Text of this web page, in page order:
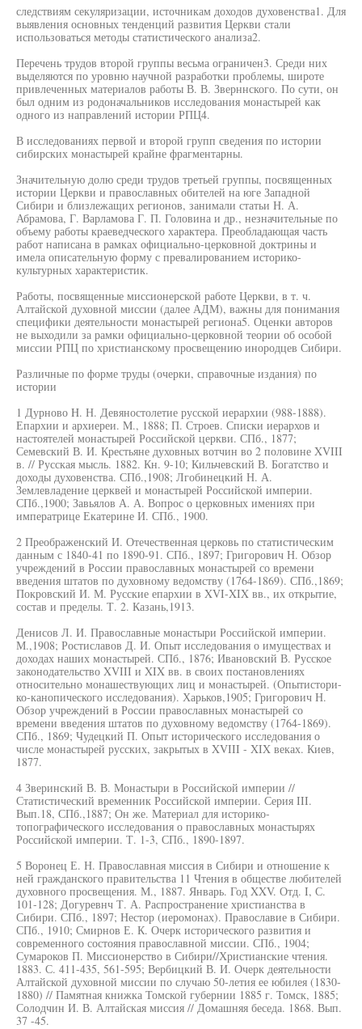
следствиям секуляризации, источникам доходов духовенства1. Для
выявления основных тенденций развития Церкви стали
использоваться методы статистического анализа2.
Перечень трудов второй группы весьма ограничен3. Среди них
выделяются по уровню научной разработки проблемы, широте
привлеченных материалов работы В. В. Зверннского. По сути, он
был одним из родоначальников исследования монастырей как
одного из направлений истории РПЦ4.
В исследованиях первой и второй групп сведения по истории
сибирских монастырей крайне фрагментарны.
Значительную долю среди трудов третьей группы, посвященных
истории Церкви и православных обителей на юге Западной
Сибири и близлежащих регионов, занимали статьи Н. А.
Абрамова, Г. Варламова Г. П. Головина и др., незначительные по
объему работы краеведческого характера. Преобладающая часть
работ написана в рамках официально-церковной доктрины и
имела описательную форму с превалированием историко-
культурных характеристик.
Работы, посвященные миссионерской работе Церкви, в т. ч.
Алтайской духовной миссии (далее АДМ), важны для понимания
специфики деятельности монастырей региона5. Оценки авторов
не выходили за рамки официально-церковной теории об особой
миссии РПЦ по христианскому просвещению инородцев Сибири.
Различные по форме труды (очерки, справочные издания) по
истории
1 Дурново H. Н. Девяностолетие русской иерархии (988-1888).
Епархии и архиереи. M., 1888; П. Строев. Списки иерархов и
настоятелей монастырей Российской церкви. СПб., 1877;
Семевский В. И. Крестьяне духовных вотчин во 2 половине XVIII
в. // Русская мысль. 1882. Кн. 9-10; Кильчевский В. Богатство и
доходы духовенства. СПб.,1908; Лгобинецкий Н. А.
Землевладение церквей и монастырей Российской империи.
СПб.,1900; Завьялов А. А. Вопрос о церковных имениях при
императрице Екатерине И. СПб., 1900.
2 Преображенский И. Отечественная церковь по статистическим
данным с 1840-41 по 1890-91. СПб., 1897; Григорович Н. Обзор
учреждений в России православных монастырей со времени
введения штатов по духовному ведомству (1764-1869). СПб.,1869;
Покровский И. М. Русские епархии в XVI-XIX вв., их открытие,
состав и пределы. Т. 2. Казань,1913.
Денисов Л. И. Православные монастыри Российской империи.
М.,1908; Ростиславов Д. И. Опыт исследования о имуществах и
доходах наших монастырей. СПб., 1876; Ивановский В. Русское
законодательство XVIII и XIX вв. в своих постановлениях
относительно монашествующих лиц и монастырей. (Опытистори-
ко-канопического исследования). Харьков,1905; Григорович Н.
Обзор учреждений в России православных монастырей со
времени введения штатов по духовному ведомству (1764-1869).
СПб., 1869; Чудецкий П. Опыт исторического исследования о
числе монастырей русских, закрытых в XVIII - XIX веках. Киев,
1877.
4 Зверинский В. В. Монастыри в Российской империи //
Статистический временник Российской империи. Серия III.
Вып.18, СПб.,1887; Он же. Материал для историко-
топографического исследования о православных монастырях
Российской империи. Т. 1-3, СПб., 1890-1897.
5 Воронец Е. Н. Православная миссия в Сибири и отношение к
ней гражданского правительства 11 Чтения в обществе любителей
духовного просвещения. М., 1887. Январь. Год XXV. Отд. I, С.
101-128; Догуревнч Т. А. Распространение христианства в
Сибири. СПб., 1897; Нестор (иеромонах). Православие в Сибири.
СПб., 1910; Смирнов Е. К. Очерк исторического развития и
современного состояния православной миссии. СПб., 1904;
Сумароков П. Миссионерство в Сибири//Христианские чтения.
1883. С. 411-435, 561-595; Вербицкий В. И. Очерк деятельности
Алтайской духовной миссии по случаю 50-летия ее юбилея (1830-
1880) // Памятная книжка Томской губернии 1885 г. Томск, 1885;
Солодчин И. В. Алтайская миссия // Домашняя беседа. 1868. Вып.
37 -45.